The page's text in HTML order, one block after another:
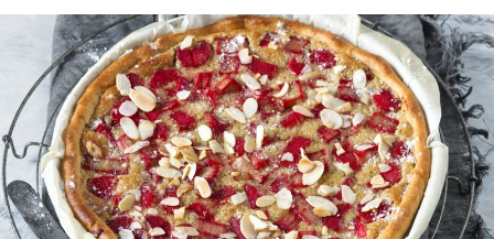
Témata
Recepty
Články
TV Program